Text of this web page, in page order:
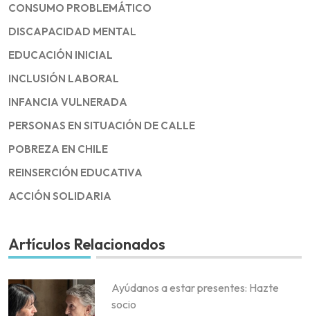
CONSUMO PROBLEMÁTICO
DISCAPACIDAD MENTAL
EDUCACIÓN INICIAL
INCLUSIÓN LABORAL
INFANCIA VULNERADA
PERSONAS EN SITUACIÓN DE CALLE
POBREZA EN CHILE
REINSERCIÓN EDUCATIVA
ACCIÓN SOLIDARIA
Artículos Relacionados
Ayúdanos a estar presentes: Hazte
socio